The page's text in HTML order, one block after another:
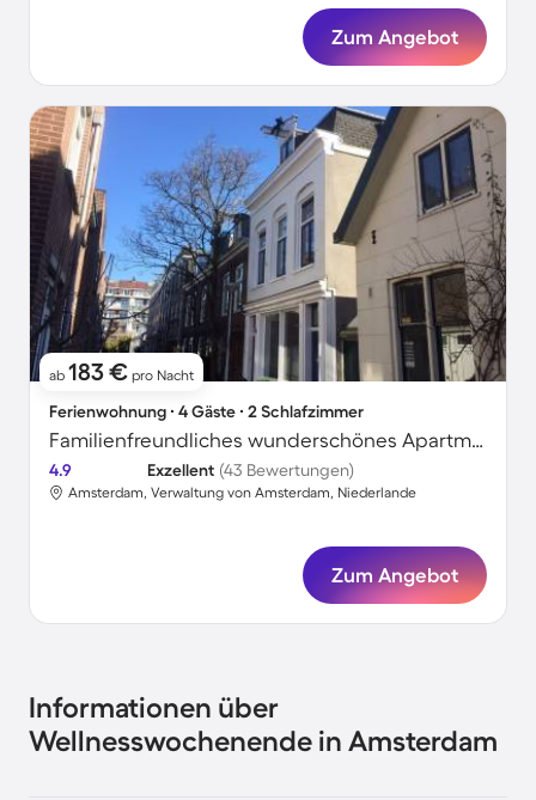
Zum Angebot
ab 183 € pro Nacht
Ferienwohnung ∙ 4 Gäste ∙ 2 Schlafzimmer
Familienfreundliches wunderschönes Apartment | Stadtblick
4.9 Exzellent (43 Bewertungen)
Amsterdam, Verwaltung von Amsterdam, Niederlande
Zum Angebot
Informationen über
Wellnesswochenende in Amsterdam